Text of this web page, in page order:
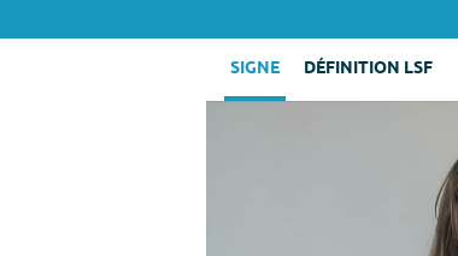
SIGNE DÉFINITION LSF